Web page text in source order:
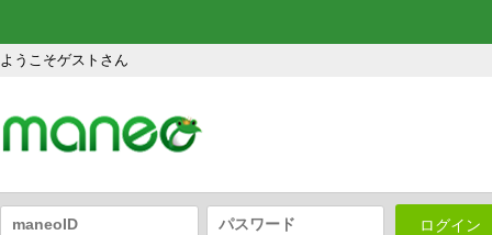
ようこそゲストさん
ログイン